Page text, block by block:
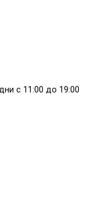
с 11:00 до 19:00